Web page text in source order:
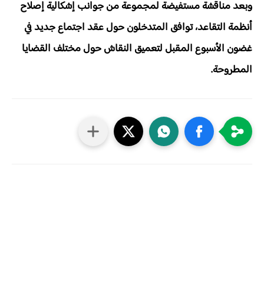
وبعد مناقشة مستفيضة لمجموعة من جوانب إشكالية إصلاح
أنظمة التقاعد، توافق المتدخلون حول عقد اجتماع جديد في
غضون الأسبوع المقبل لتعميق النقاش حول مختلف القضايا
المطروحة.